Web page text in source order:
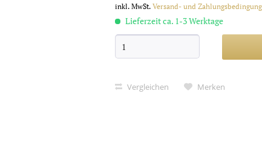
inkl. MwSt.Versand- und
Lieferzeit ca. 1-3 Werktage
Vergleichen Merken